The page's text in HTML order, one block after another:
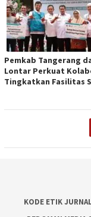
Pemkab Tangerang
Lontar Perkuat
Tingkatkan Fasilitas
KODE ETIK